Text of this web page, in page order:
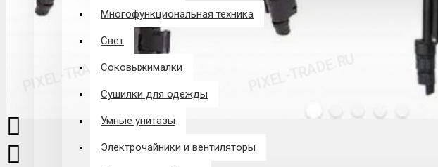
Многофункциональная техника
Свет
Соковыжималки
Сушилки для одежды
Умные унитазы
Электрочайники и вентиляторы